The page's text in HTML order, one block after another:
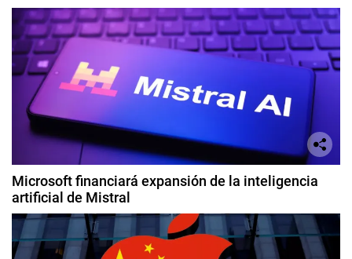
Microsoft financiará expansión de la inteligencia
artificial de Mistral